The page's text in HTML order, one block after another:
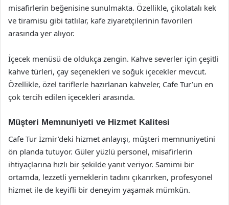
misafirlerin beğenisine sunulmakta. Özellikle, çikolatalı kek
ve tiramisu gibi tatlılar, kafe ziyaretçilerinin favorileri
arasında yer alıyor.
İçecek menüsü de oldukça zengin. Kahve severler için çeşitli
kahve türleri, çay seçenekleri ve soğuk içecekler mevcut.
Özellikle, özel tariflerle hazırlanan kahveler, Cafe Tur’un en
çok tercih edilen içecekleri arasında.
Müşteri Memnuniyeti ve Hizmet Kalitesi
Cafe Tur İzmir’deki hizmet anlayışı, müşteri memnuniyetini
ön planda tutuyor. Güler yüzlü personel, misafirlerin
ihtiyaçlarına hızlı bir şekilde yanıt veriyor. Samimi bir
ortamda, lezzetli yemeklerin tadını çıkarırken, profesyonel
hizmet ile de keyifli bir deneyim yaşamak mümkün.